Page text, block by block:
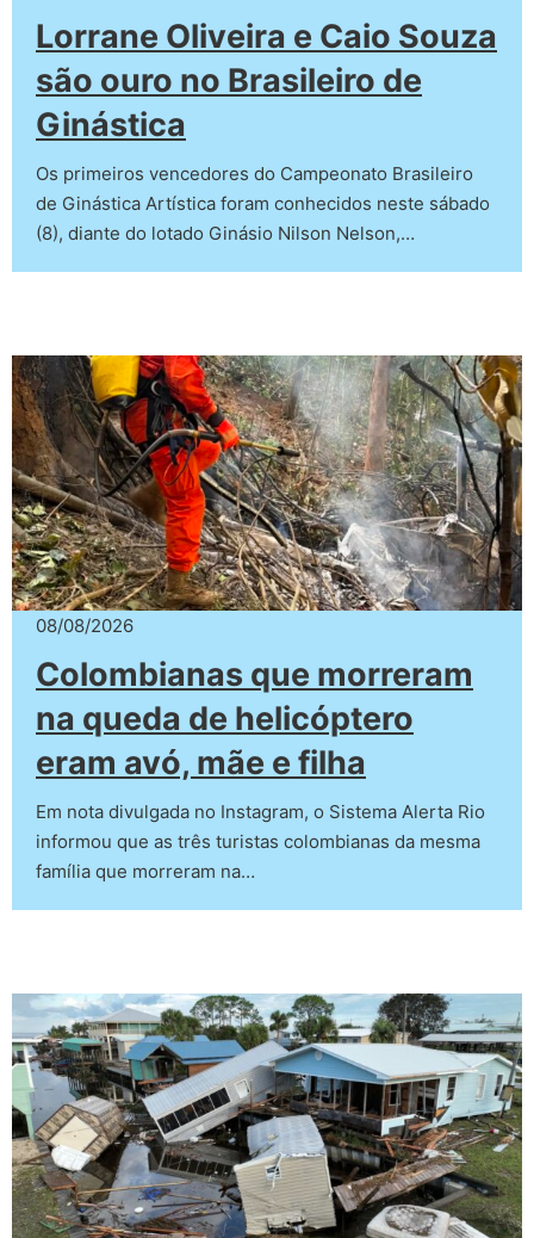
Lorrane Oliveira e Caio Souza
são ouro no Brasileiro de
Ginástica
Os primeiros vencedores do Campeonato Brasileiro
de Ginástica Artística foram conhecidos neste sábado
(8), diante do lotado Ginásio Nilson Nelson,…
08/08/2026
Colombianas que morreram
na queda de helicóptero
eram avó, mãe e filha
Em nota divulgada no Instagram, o Sistema Alerta Rio
informou que as três turistas colombianas da mesma
família que morreram na…